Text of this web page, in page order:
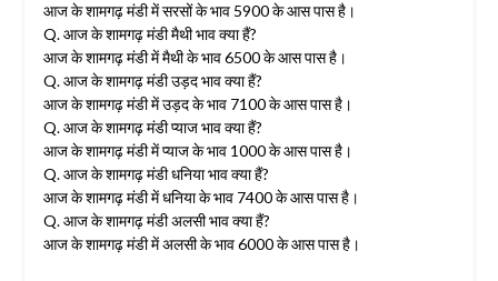
आज के शामगढ़ मंडी में सरसों के भाव 5900 के आस पास है।
Q. आज के शामगढ़ मंडी मैथी भाव क्या हैं?
आज के शामगढ़ मंडी में मैथी के भाव 6500 के आस पास है।
Q. आज के शामगढ़ मंडी उड़द भाव क्या हैं?
आज के शामगढ़ मंडी में उड़द के भाव 7100 के आस पास है।
Q. आज के शामगढ़ मंडी प्याज भाव क्या हैं?
आज के शामगढ़ मंडी में प्याज के भाव 1000 के आस पास है।
Q. आज के शामगढ़ मंडी धनिया भाव क्या हैं?
आज के शामगढ़ मंडी में धनिया के भाव 7400 के आस पास है।
Q. आज के शामगढ़ मंडी अलसी भाव क्या हैं?
आज के शामगढ़ मंडी में अलसी के भाव 6000 के आस पास है।